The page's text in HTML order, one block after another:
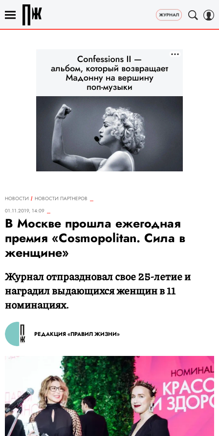
НОВОСТИ
НОВОСТИ ПАРТНЕРОВ
01.11.2019, 14:09
В Москве прошла ежегодная
премия «Cosmopolitan. Сила в
женщине»
Журнал отпраздновал свое 25-летие и
наградил выдающихся женщин в 11
номинациях.
РЕДАКЦИЯ «ПРАВИЛ ЖИЗНИ»